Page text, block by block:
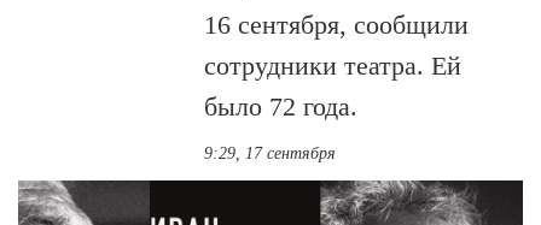
16 сентября, сообщили
сотрудники театра. Ей
было 72 года.
9:29, 17 сентября